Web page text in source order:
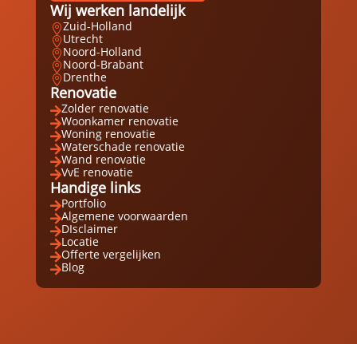
Wij werken landelijk
Zuid-Holland
Utrecht
Noord-Holland
Noord-Brabant
Drenthe
Renovatie
Zolder renovatie
Woonkamer renovatie
Woning renovatie
Waterschade renovatie
Wand renovatie
VvE renovatie
Handige links
Portfolio
Algemene voorwaarden
DIsclaimer
Locatie
Offerte vergelijken
Blog